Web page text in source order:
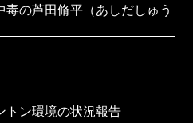
の芦田脩平（あしだしゅう
トン環境の状況報告